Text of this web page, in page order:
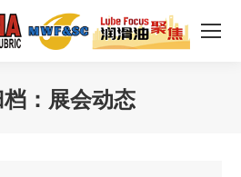
： 展会动态